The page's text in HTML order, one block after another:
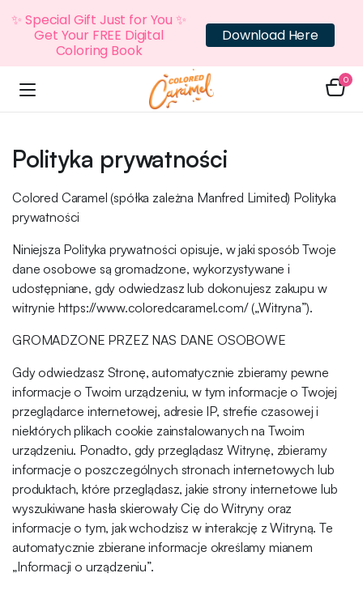
0
Polityka prywatności
Colored Caramel (spółka zależna Manfred Limited) Polityka
prywatności
Niniejsza Polityka prywatności opisuje, w jaki sposób Twoje
dane osobowe są gromadzone, wykorzystywane i
udostępniane, gdy odwiedzasz lub dokonujesz zakupu w
witrynie https://www.coloredcaramel.com/ („Witryna”).
GROMADZONE PRZEZ NAS DANE OSOBOWE
Gdy odwiedzasz Stronę, automatycznie zbieramy pewne
informacje o Twoim urządzeniu, w tym informacje o Twojej
przeglądarce internetowej, adresie IP, strefie czasowej i
niektórych plikach cookie zainstalowanych na Twoim
urządzeniu. Ponadto, gdy przeglądasz Witrynę, zbieramy
informacje o poszczególnych stronach internetowych lub
produktach, które przeglądasz, jakie strony internetowe lub
wyszukiwane hasła skierowały Cię do Witryny oraz
informacje o tym, jak wchodzisz w interakcję z Witryną. Te
automatycznie zbierane informacje określamy mianem
„Informacji o urządzeniu”.
✨ Special Gift Just for You ✨
Get Your FREE Digital
Coloring Book
Download Here